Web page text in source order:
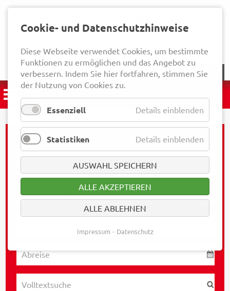
NEWSLETTER
Cookie- und Datenschutzhinweise
Diese Webseite verwendet Cookies, um bestimmte
Funktionen zu ermöglichen und das Angebot zu
verbessern. Indem Sie hier fortfahren, stimmen Sie
der Nutzung von Cookies zu.
Essenziell Details einblenden
Statistiken Details einblenden
AUSWAHL SPEICHERN
ALLE AKZEPTIEREN
ALLE ABLEHNEN
Impressum Datenschutz